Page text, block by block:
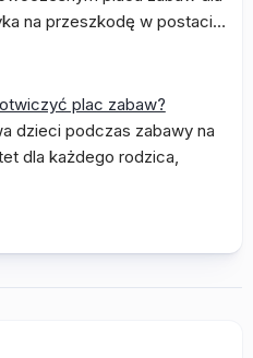
na przeszkodę w postaci…
plac zabaw?
dzieci podczas zabawy na
dla każdego rodzica,